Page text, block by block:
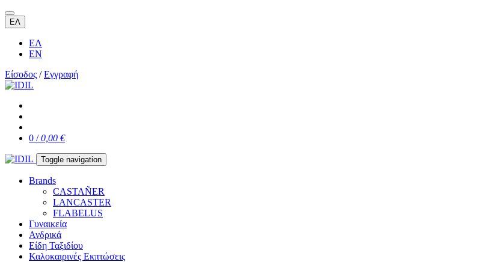
ΕΛ
ΕΛ
EN
Είσοδος /Εγγραφή
0 /0,00 €
Toggle navigation
Brands
CASTAÑER
LANCASTER
FLABELUS
Γυναικεία
Ανδρικά
Είδη Ταξιδίου
Καλοκαιρινές Εκπτώσεις